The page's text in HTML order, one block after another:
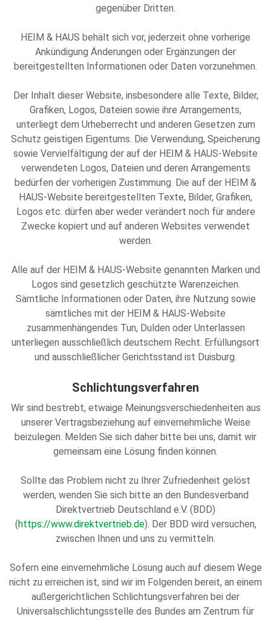
gegenüber Dritten.
HEIM & HAUS behält sich vor, jederzeit ohne vorherige
Ankündigung Änderungen oder Ergänzungen der
bereitgestellten Informationen oder Daten vorzunehmen.
Der Inhalt dieser Website, insbesondere alle Texte, Bilder,
Grafiken, Logos, Dateien sowie ihre Arrangements,
unterliegt dem Urheberrecht und anderen Gesetzen zum
Schutz geistigen Eigentums. Die Verwendung, Speicherung
sowie Vervielfältigung der auf der HEIM & HAUS-Website
verwendeten Logos, Dateien und deren Arrangements
bedürfen der vorherigen Zustimmung. Die auf der HEIM &
HAUS-Website bereitgestellten Texte, Bilder, Grafiken,
Logos etc. dürfen aber weder verändert noch für andere
Zwecke kopiert und auf anderen Websites verwendet
werden.
Alle auf der HEIM & HAUS-Website genannten Marken und
Logos sind gesetzlich geschützte Warenzeichen.
Sämtliche Informationen oder Daten, ihre Nutzung sowie
sämtliches mit der HEIM & HAUS-Website
zusammenhängendes Tun, Dulden oder Unterlassen
unterliegen ausschließlich deutschem Recht. Erfüllungsort
und ausschließlicher Gerichtsstand ist Duisburg.
Schlichtungsverfahren
Wir sind bestrebt, etwaige Meinungsverschiedenheiten aus
unserer Vertragsbeziehung auf einvernehmliche Weise
beizulegen. Melden Sie sich daher bitte bei uns, damit wir
gemeinsam eine Lösung finden können.
Sollte das Problem nicht zu Ihrer Zufriedenheit gelöst
werden, wenden Sie sich bitte an den Bundesverband
Direktvertrieb Deutschland e.V. (BDD)
(https://www.direktvertrieb.de). Der BDD wird versuchen,
zwischen Ihnen und uns zu vermitteln.
Sofern eine einvernehmliche Lösung auch auf diesem Wege
nicht zu erreichen ist, sind wir im Folgenden bereit, an einem
außergerichtlichen Schlichtungsverfahren bei der
Universalschlichtungsstelle des Bundes am Zentrum für